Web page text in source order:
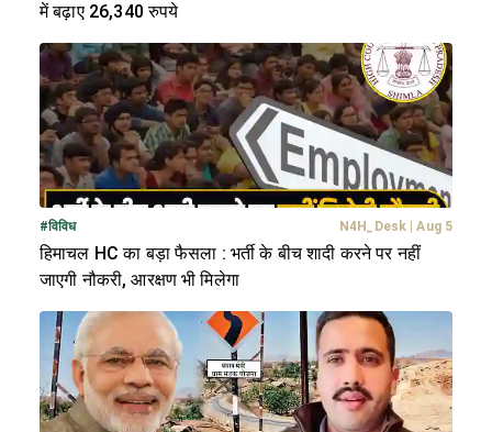
में बढ़ाए 26,340 रुपये
#विविध N4H_Desk Aug 5
हिमाचल HC का बड़ा फैसला : भर्ती के बीच शादी करने पर नहीं
जाएगी नौकरी, आरक्षण भी मिलेगा